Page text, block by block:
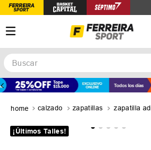
Buscar
calzado zapatillas zapatilla
¡Últimos Talles!
TÉRMINOS MÁS BUSCADOS
3.
basquet